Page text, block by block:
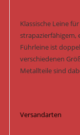
Klassische Leine
strapazierfähigem,
Führleine ist
verschiedenen
Metallteile sind
Versandarten